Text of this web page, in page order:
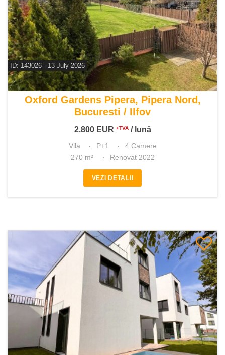
ID: 143026 - 13 July 2026
De inchiriat vila 4 camere
Oxford Gardens Pipera, Pipera Nord,
Bucuresti / Ilfov
2.800 EUR +TVA/ lună
Vila P+1
4 Camere
270 m²
Renovat 2022
VEZI DETALII